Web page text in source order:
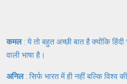
कमल: ये तो बहुत अच्छी बात है क्योंकि
वाली भाषा है।
अनिल: सिर्फ भारत में ही नहीं बल्कि विश्व